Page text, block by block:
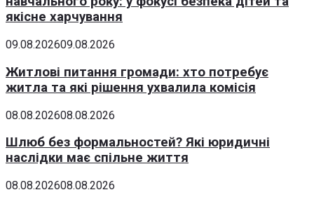
якісне харчування
09.08.202609.08.2026
Житлові питання громади: хто потребує
житла та які рішення ухвалила комісія
08.08.202608.08.2026
Шлюб без формальностей? Які юридичні
наслідки має спільне життя
08.08.202608.08.2026